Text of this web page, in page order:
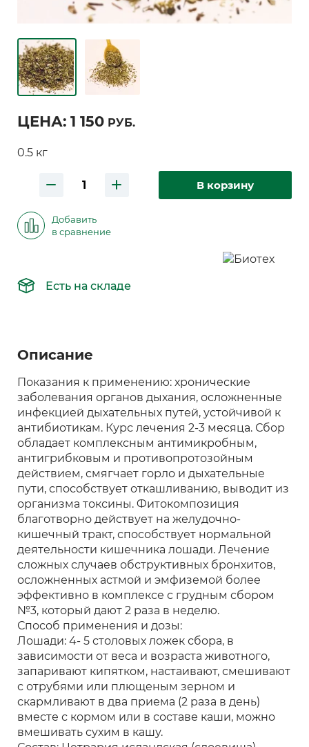
ЦЕНА: 1 150 РУБ.
0.5 кг
В корзину
Добавить
в сравнение
Есть на складе
Описание
Показания к применению: хронические
заболевания органов дыхания, осложненные
инфекцией дыхательных путей, устойчивой к
антибиотикам. Курс лечения 2-3 месяца. Сбор
обладает комплексным антимикробным,
антигрибковым и противопротозойным
действием, смягчает горло и дыхательные
пути, способствует откашливанию, выводит из
организма токсины. Фитокомпозиция
благотворно действует на желудочно-
кишечный тракт, способствует нормальной
деятельности кишечника лошади. Лечение
сложных случаев обструктивных бронхитов,
осложненных астмой и эмфиземой более
эффективно в комплексе с грудным сбором
№3, который дают 2 раза в неделю.
Способ применения и дозы:
Лошади: 4- 5 столовых ложек сбора, в
зависимости от веса и возраста животного,
запаривают кипятком, настаивают, смешивают
с отрубями или плющеным зерном и
скармливают в два приема (2 раза в день)
вместе с кормом или в составе каши, можно
вмешивать сухим в кашу.